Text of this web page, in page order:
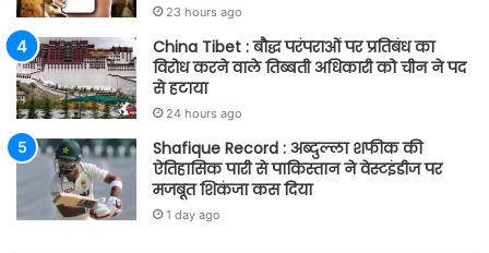
23 hours ago
China Tibet : बौद्ध परंपराओं पर प्रतिबंध का
विरोध करने वाले तिब्बती अधिकारी को चीन ने पद
से हटाया
24 hours ago
Shafique Record : अब्दुल्ला शफीक की
ऐतिहासिक पारी से पाकिस्तान ने वेस्टइंडीज पर
मजबूत शिकंजा कस दिया
1 day ago